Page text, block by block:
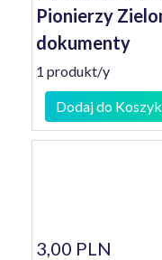
Pionierzy
dokumenty
1 produkt/y
Dodaj do
3,00 PLN